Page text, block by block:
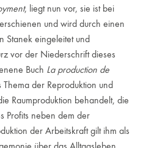
, liegt nun vor, sie ist bei
und wird durch einen
Stanek eingeleitet und
vor der Niederschrift dieses
Buch La production de
der Reproduktion und
Raumproduktion behandelt, die
Profits neben dem der
der Arbeitskraft gilt ihm als